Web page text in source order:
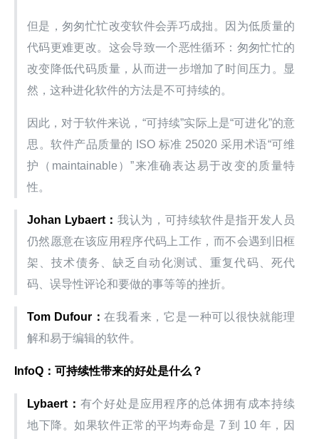
但是，匆匆忙忙改变软件会弄巧成拙。因为低质量的
代码更难更改。这会导致一个恶性循环：匆匆忙忙的
改变降低代码质量，从而进一步增加了时间压力。显
然，这种进化软件的方法是不可持续的。
因此，对于软件来说，“可持续”实际上是“可进化”的意
思。软件产品质量的 ISO 标准 25020 采用术语“可维
护（maintainable）”来准确表达易于改变的质量特
性。
Johan Lybaert： 我认为，可持续软件是指开发人员
仍然愿意在该应用程序代码上工作，而不会遇到旧框
架、技术债务、缺乏自动化测试、重复代码、死代
码、误导性评论和要做的事等等的挫折。
Tom Dufour：在我看来，它是一种可以很快就能理
解和易于编辑的软件。
InfoQ：可持续性带来的好处是什么？
Lybaert： 有个好处是应用程序的总体拥有成本持续
地下降。如果软件正常的平均寿命是 7 到 10 年，因